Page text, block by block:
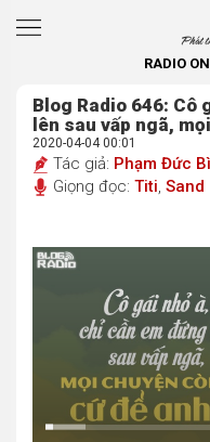
Phát
RADIO
Blog Radio 646: Cô
lên sau vấp ngã,
2020-04-04 00:01
Tác giả: Phạm Đức
Giọng đọc: Titi, Sand